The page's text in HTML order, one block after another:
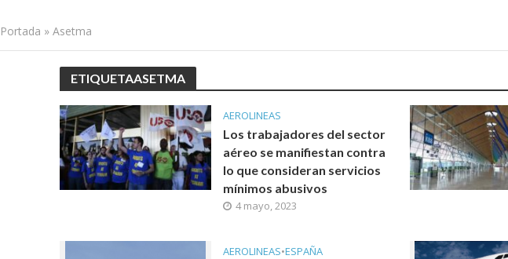
Portada » Asetma
ETIQUETAASETMA
AEROLINEAS
Los trabajadores del sector
aéreo se manifiestan contra
lo que consideran servicios
mínimos abusivos
4 mayo, 2023
AEROLINEAS•ESPAÑA